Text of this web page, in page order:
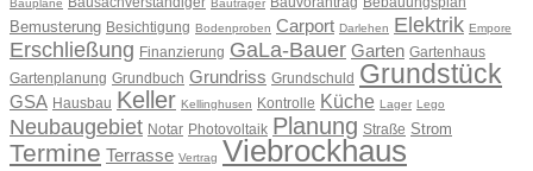
Baupläne
Bauträger
Bemusterung Besichtigung Bodenproben Carport Darlehen Elektrik Empore
Erschließung Finanzierung GaLa-Bauer Garten Gartenhaus
Gartenplanung Grundbuch Grundriss Grundschuld Grundstück
GSA Hausbau Keller Kellinghusen Kontrolle Küche Lager Lego
Neubaugebiet Notar Photovoltaik Planung Straße Strom
Termine Terrasse Vertrag Viebrockhaus